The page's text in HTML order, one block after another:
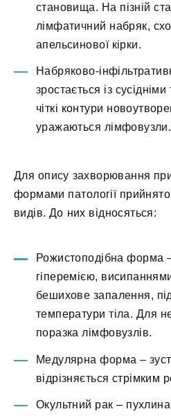
становища. На пізній
лімфатичний набряк,
апельсинової кірки.
Набряково-
зростається із
чіткі контури
уражаються лімфовузли.
Для опису захворювання при
формами патології
видів. До них відносяться:
Рожистоподібна форма
гіперемією,
бешихове запалення,
температури тіла. Для
поразка лімфовузлів.
Медулярна форма –
відрізняється стрімким
Окультний рак –